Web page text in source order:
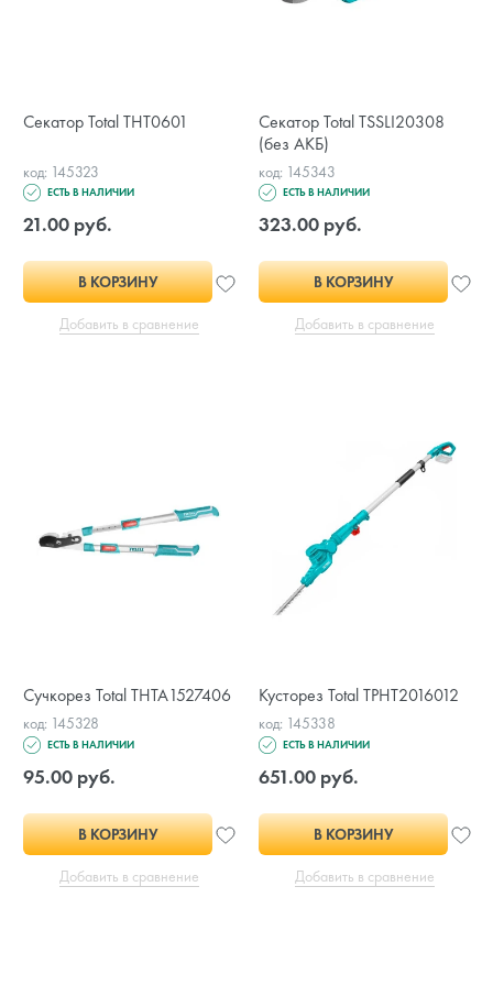
Секатор Total THT0601
код: 145323
ЕСТЬ В НАЛИЧИИ
21.00 руб.
В КОРЗИНУ
Добавить в сравнение
Секатор Total TSSLI20308
(без АКБ)
код: 145343
ЕСТЬ В НАЛИЧИИ
323.00 руб.
В КОРЗИНУ
Добавить в сравнение
Сучкорез Total THTA1527406
код: 145328
ЕСТЬ В НАЛИЧИИ
95.00 руб.
В КОРЗИНУ
Добавить в сравнение
Кусторез Total TPHT2016012
код: 145338
ЕСТЬ В НАЛИЧИИ
651.00 руб.
В КОРЗИНУ
Добавить в сравнение